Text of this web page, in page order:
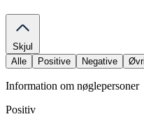
Skjul
Alle
Positive Negative
Information om nøglepersoner
Positiv